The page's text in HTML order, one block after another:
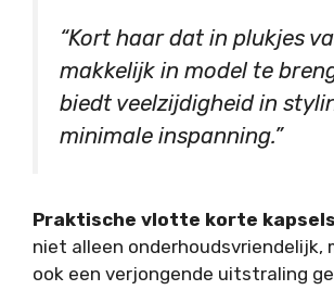
“Kort haar dat in plukjes
makkelijk in model te
biedt veelzijdigheid in
minimale inspanning.”
Praktische vlotte korte
niet alleen onderhoudsvriendelijk,
ook een verjongende uitstraling